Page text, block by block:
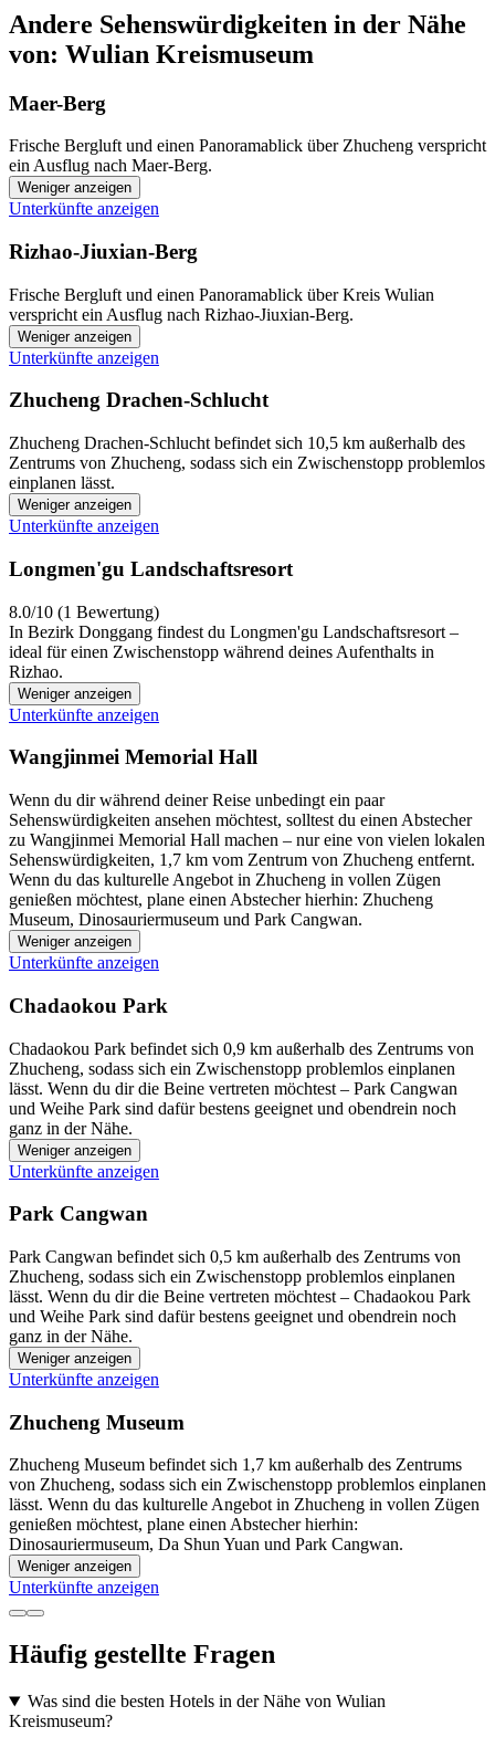
Andere Sehenswürdigkeiten in der Nähe
von: Wulian Kreismuseum
Maer-Berg
Frische Bergluft und einen Panoramablick über Zhucheng verspricht
ein Ausflug nach Maer-Berg.
Weniger anzeigen
Unterkünfte anzeigen
Rizhao-Jiuxian-Berg
Frische Bergluft und einen Panoramablick über Kreis Wulian
verspricht ein Ausflug nach Rizhao-Jiuxian-Berg.
Weniger anzeigen
Unterkünfte anzeigen
Zhucheng Drachen-Schlucht
Zhucheng Drachen-Schlucht befindet sich 10,5 km außerhalb des
Zentrums von Zhucheng, sodass sich ein Zwischenstopp problemlos
einplanen lässt.
Weniger anzeigen
Unterkünfte anzeigen
Longmen'gu Landschaftsresort
8.0/10 (1 Bewertung)
In Bezirk Donggang findest du Longmen'gu Landschaftsresort –
ideal für einen Zwischenstopp während deines Aufenthalts in
Rizhao.
Weniger anzeigen
Unterkünfte anzeigen
Wangjinmei Memorial Hall
Wenn du dir während deiner Reise unbedingt ein paar
Sehenswürdigkeiten ansehen möchtest, solltest du einen Abstecher
zu Wangjinmei Memorial Hall machen – nur eine von vielen lokalen
Sehenswürdigkeiten, 1,7 km vom Zentrum von Zhucheng entfernt.
Wenn du das kulturelle Angebot in Zhucheng in vollen Zügen
genießen möchtest, plane einen Abstecher hierhin: Zhucheng
Museum, Dinosauriermuseum und Park Cangwan.
Weniger anzeigen
Unterkünfte anzeigen
Chadaokou Park
Chadaokou Park befindet sich 0,9 km außerhalb des Zentrums von
Zhucheng, sodass sich ein Zwischenstopp problemlos einplanen
lässt. Wenn du dir die Beine vertreten möchtest – Park Cangwan
und Weihe Park sind dafür bestens geeignet und obendrein noch
ganz in der Nähe.
Weniger anzeigen
Unterkünfte anzeigen
Park Cangwan
Park Cangwan befindet sich 0,5 km außerhalb des Zentrums von
Zhucheng, sodass sich ein Zwischenstopp problemlos einplanen
lässt. Wenn du dir die Beine vertreten möchtest – Chadaokou Park
und Weihe Park sind dafür bestens geeignet und obendrein noch
ganz in der Nähe.
Weniger anzeigen
Unterkünfte anzeigen
Zhucheng Museum
Zhucheng Museum befindet sich 1,7 km außerhalb des Zentrums
von Zhucheng, sodass sich ein Zwischenstopp problemlos einplanen
lässt. Wenn du das kulturelle Angebot in Zhucheng in vollen Zügen
genießen möchtest, plane einen Abstecher hierhin:
Dinosauriermuseum, Da Shun Yuan und Park Cangwan.
Weniger anzeigen
Unterkünfte anzeigen
Häufig gestellte Fragen
Was sind die besten Hotels in der Nähe von Wulian
Kreismuseum?